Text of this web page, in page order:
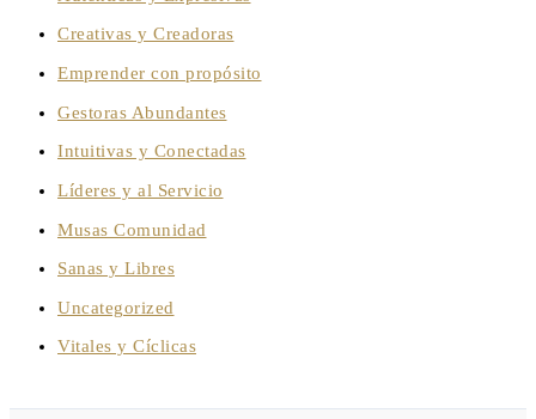
Creativas y Creadoras
Emprender con propósito
Gestoras Abundantes
Intuitivas y Conectadas
Líderes y al Servicio
Musas Comunidad
Sanas y Libres
Uncategorized
Vitales y Cíclicas